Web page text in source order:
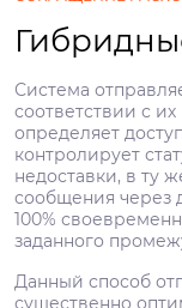
Система
соответствии с
определяет
контролирует
недоставки, в ту
сообщения через
100%
заданного
Данный способ